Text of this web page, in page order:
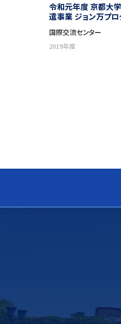
令和元年度 京都大
遣事業 ジョン万プ
参加職員による帰国
国際交流センター
2019年度